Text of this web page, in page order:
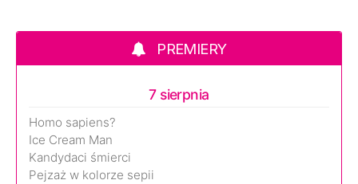
PREMIERY
7 sierpnia
Homo sapiens?
Ice Cream Man
Kandydaci śmierci
Pejzaż w kolorze sepii